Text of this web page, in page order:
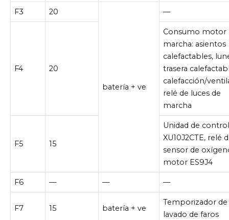
F3 20
batería + ve
—
F4 20
Consumo motor
marcha: asientos
calefactables,
trasera
calefacción/
relé de luces de
marcha
F5 15
Unidad de
XU10J2CTE, relé
sensor de
motor ES9J4
F6 — — —
F7 15 batería + ve
Temporizador de
lavado de faros